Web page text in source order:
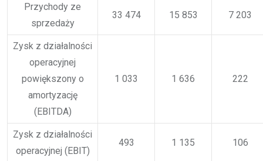
Przychody ze
sprzedaży
33 474 15 853 7 203
Zysk z działalności
operacyjnej
powiększony o
amortyzację
(EBITDA)
1 033 1 636 222
Zysk z działalności
operacyjnej (EBIT)
493 1 135 106